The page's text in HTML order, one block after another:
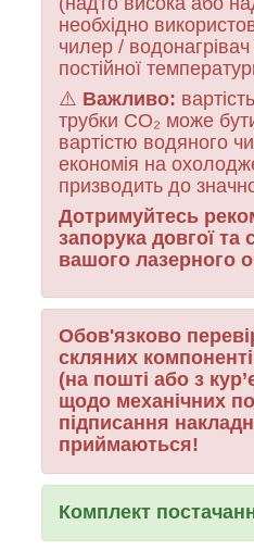
необхідно
чилер / водонагрівач
постійної
⚠️ Важливо:
трубки CO₂ може
вартістю водяного
економія на
призводить до
Дотримуйтесь
запорука довгої та
вашого лазерного
Обов'язково
скляних
(на пошті або з
щодо механічних
підписання
приймаються!
Комплект